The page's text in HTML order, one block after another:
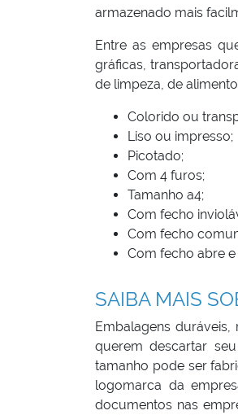
armazenado mais
Entre as empresas
gráficas,
de limpeza, de
Colorido ou
Liso ou impresso;
Picotado;
Com 4 furos;
Tamanho a4;
Com fecho
Com fecho
Com fecho abre
SAIBA MAIS
Embalagens
querem descartar
tamanho pode ser
logomarca da
documentos nas